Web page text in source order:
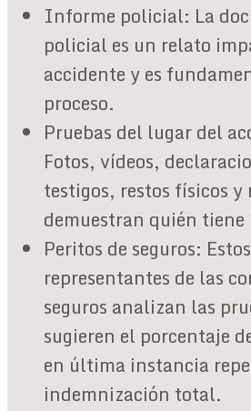
Informe policial: La
policial es un relato
accidente y es
proceso.
Pruebas del lugar del
Fotos, vídeos,
testigos, restos físicos y
demuestran quién
Peritos de seguros: Estos
representantes de las
seguros analizan las
sugieren el porcentaje
en última instancia
indemnización total.